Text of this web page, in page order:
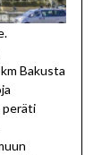
Bakusta
peräti